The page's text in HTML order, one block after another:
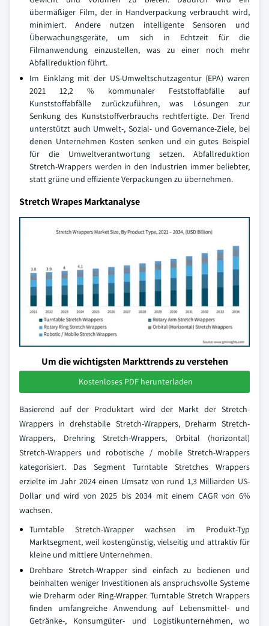
übermäßiger Film, der in Handverpackung verbraucht wird,
minimiert. Andere nutzen intelligente Sensoren und
Überwachungsgeräte, um sich in Echtzeit für die
Filmanwendung einzustellen, was zu einer noch mehr
Abfallreduktion führt.
Im Einklang mit der US-Umweltschutzagentur (EPA) waren
2021 12,2 % kommunaler Feststoffabfälle auf
Kunststoffabfälle zurückzuführen, was Lösungen zur
Senkung des Kunststoffverbrauchs rechtfertigte. Der Trend
unterstützt auch Umwelt-, Sozial- und Governance-Ziele, bei
denen Unternehmen Kosten senken und ein gutes Beispiel
für die Umweltverantwortung setzen. Abfallreduktion
Stretch-Wrappers werden in den Industrien immer beliebter,
statt grüne und effiziente Verpackungen zu übernehmen.
Stretch Wrapes Marktanalyse
Um die wichtigsten Markttrends zu verstehen
Kostenloses PDF herunterladen
Basierend auf der Produktart wird der Markt der Stretch-
Wrappers in drehstabile Stretch-Wrappers, Dreharm Stretch-
Wrappers, Drehring Stretch-Wrappers, Orbital (horizontal)
Stretch-Wrappers und robotische / mobile Stretch-Wrappers
kategorisiert. Das Segment Turntable Stretches Wrappers
erzielte im Jahr 2024 einen Umsatz von rund 1,3 Milliarden US-
Dollar und wird von 2025 bis 2034 mit einem CAGR von 6%
wachsen.
Turntable Stretch-Wrapper wachsen im Produkt-Typ
Marktsegment, weil kostengünstig, vielseitig und attraktiv für
kleine und mittlere Unternehmen.
Drehbare Stretch-Wrapper sind einfach zu bedienen und
beinhalten weniger Investitionen als anspruchsvolle Systeme
wie Dreharm oder Ring-Wrapper. Turntable Stretch Wrappers
finden umfangreiche Anwendung auf Lebensmittel- und
Getränke-, Konsumgüter- und Logistikunternehmen, wo